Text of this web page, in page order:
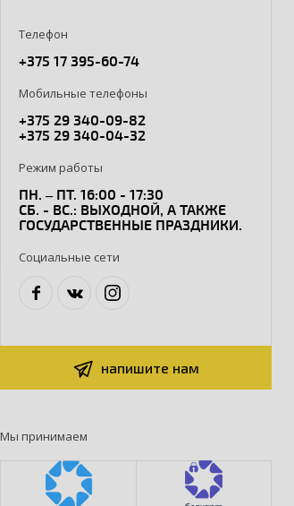
Телефон
+375 17 395-60-74
Мобильные телефоны
+375 29 340-09-82
+375 29 340-04-32
Режим работы
ПН. – ПТ. 16:00 - 17:30
СБ. - ВС.: ВЫХОДНОЙ, А ТАКЖЕ
ГОСУДАРСТВЕННЫЕ ПРАЗДНИКИ.
Социальные сети
напишите нам
Мы принимаем